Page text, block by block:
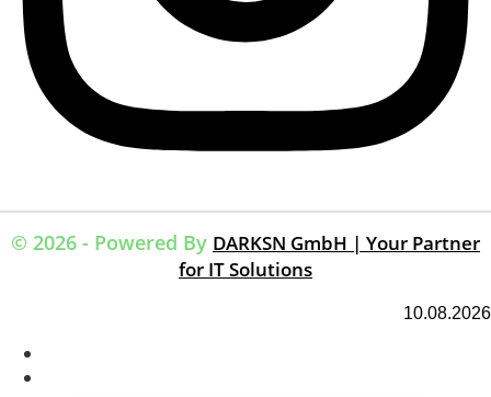
© 2026 - Powered By DARKSN GmbH | Your Partner
for IT Solutions
10.08.2026